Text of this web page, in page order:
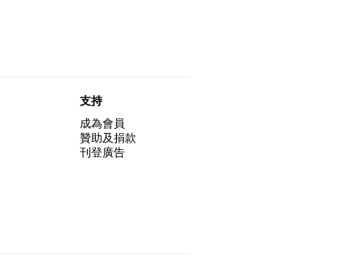
支持
成為會員
贊助及捐款
刊登廣告